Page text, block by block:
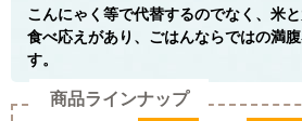
こんにゃく等で代替するのでなく、米
食べ応えがあり、ごはんならではの満
す。
商品ラインナップ